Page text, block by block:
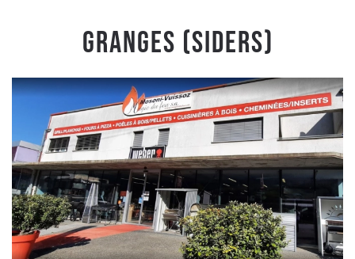
Granges (Siders)